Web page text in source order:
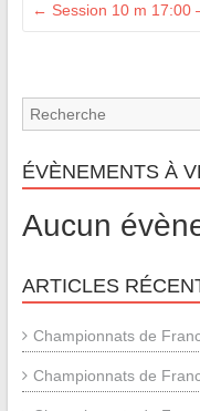
← Session 10 m 17:00
ÉVÈNEMENTS À
Aucun
ARTICLES
Championnats de
Championnats de